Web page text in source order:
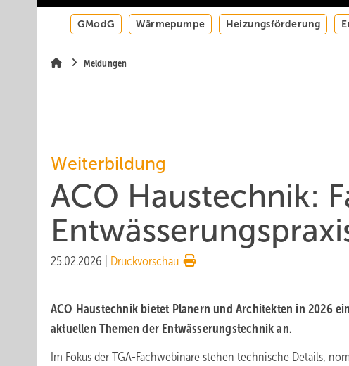
GModG Wärmepumpe Heizungsförderung
Meldungen
Weiterbildung
ACO Haustechnik:
25.02.2026 Druckvorschau
ACO Haustechnik bietet Planern und Architekten in 2026
aktuellen Themen der Entwässerungstechnik an.
Im Fokus der TGA-Fachwebinare stehen technische Details,